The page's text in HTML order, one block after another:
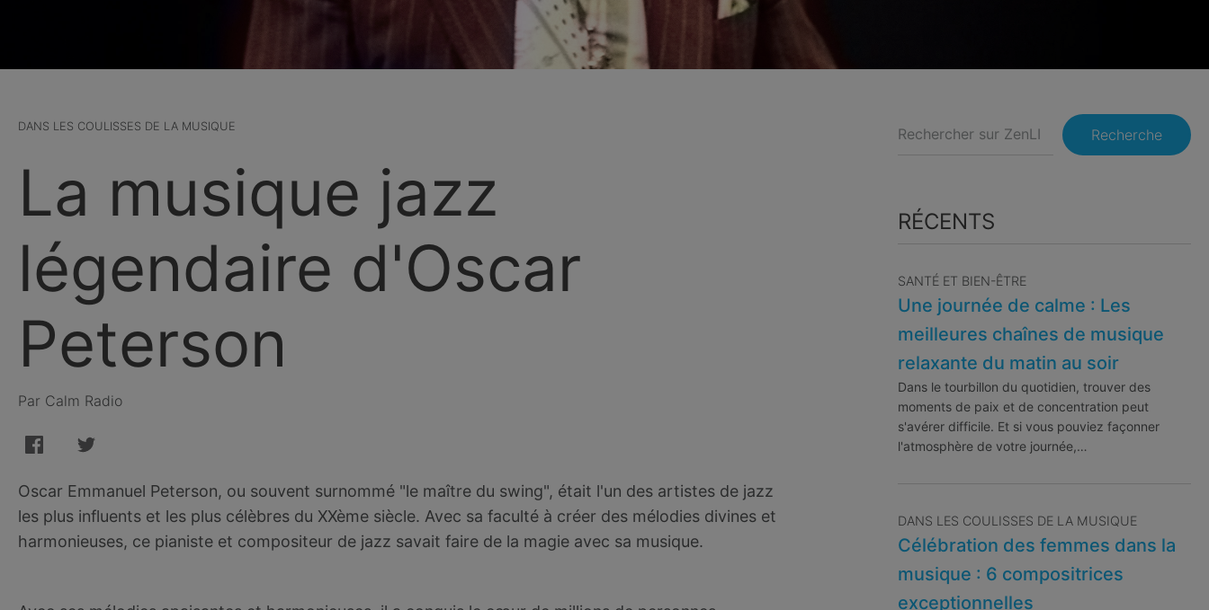
DANS LES COULISSES DE LA MUSIQUE
La musique jazz
légendaire d'Oscar
Peterson
Par Calm Radio
Oscar Emmanuel Peterson, ou souvent surnommé "le maître du swing", était l'un des artistes de jazz
les plus influents et les plus célèbres du XXème siècle. Avec sa faculté à créer des mélodies divines et
harmonieuses, ce pianiste et compositeur de jazz savait faire de la magie avec sa musique.
Recherche
RÉCENTS
SANTÉ ET BIEN-ÊTRE
Une journée de calme : Les
meilleures chaînes de musique
relaxante du matin au soir
Dans le tourbillon du quotidien, trouver des
moments de paix et de concentration peut
s'avérer difficile. Et si vous pouviez façonner
l'atmosphère de votre journée,…
DANS LES COULISSES DE LA MUSIQUE
Célébration des femmes dans la
musique : 6 compositrices
exceptionnelles